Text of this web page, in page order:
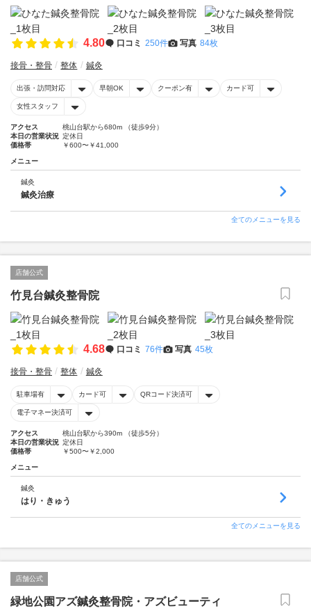
4.80 口コミ 250件 写真 84枚
接骨・整骨 整体 鍼灸
出張・訪問対応 早朝OK クーポン有 カード可
女性スタッフ
アクセス
桃山台駅から680m （徒歩9分）
本日の営業状況 定休日
価格帯
￥600〜￥41,000
メニュー
鍼灸
鍼灸治療
全てのメニューを見る
店舗公式
竹見台鍼灸整骨院
4.68 口コミ 76件 写真 45枚
接骨・整骨 整体 鍼灸
駐車場有 カード可 QRコード決済可
電子マネー決済可
アクセス
桃山台駅から390m （徒歩5分）
本日の営業状況 定休日
価格帯
￥500〜￥2,000
メニュー
鍼灸
はり・きゅう
全てのメニューを見る
店舗公式
緑地公園アズ鍼灸整骨院・アズビューティ